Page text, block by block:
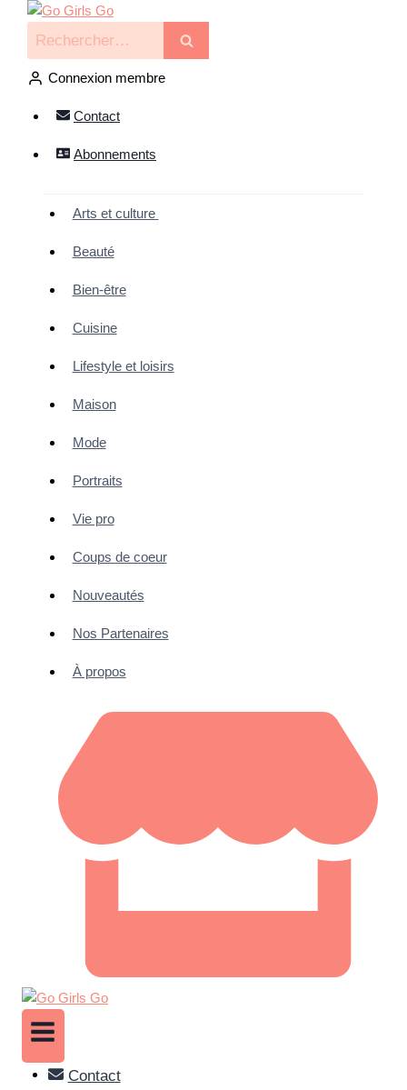
Connexion membre
Contact
Abonnements
Arts et culture
Beauté
Bien-être
Cuisine
Lifestyle et loisirs
Maison
Mode
Portraits
Vie pro
Coups de coeur
Nouveautés
Nos Partenaires
À propos
Contact